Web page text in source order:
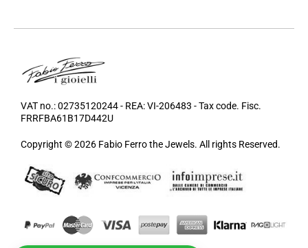
VAT no.: 02735120244 - REA: VI-206483 - Tax code. Fisc.
FRRFBA61B17D442U
Copyright © 2026 Fabio Ferro the Jewels. All rights Reserved.